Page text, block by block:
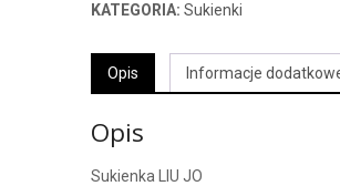
KATEGORIA: Sukienki
Opis Informacje
Opis
Sukienka LIU JO